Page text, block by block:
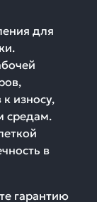
для
износу,
средам.
в
гарантию